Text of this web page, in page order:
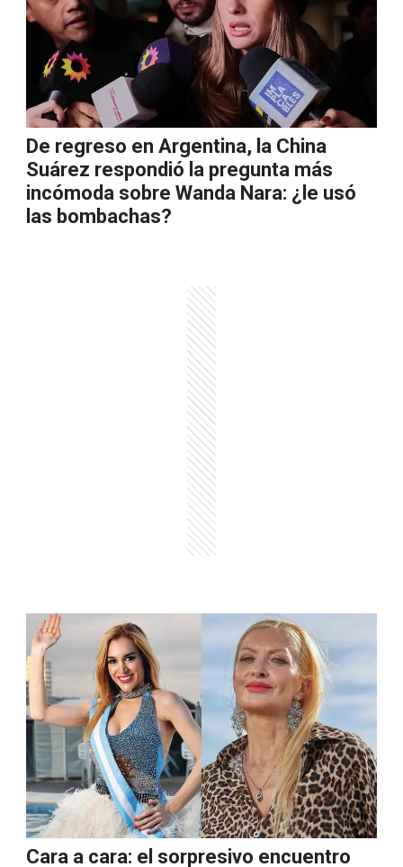
De regreso en Argentina, la China
Suárez respondió la pregunta más
incómoda sobre Wanda Nara: ¿le usó
las bombachas?
Cara a cara: el sorpresivo encuentro